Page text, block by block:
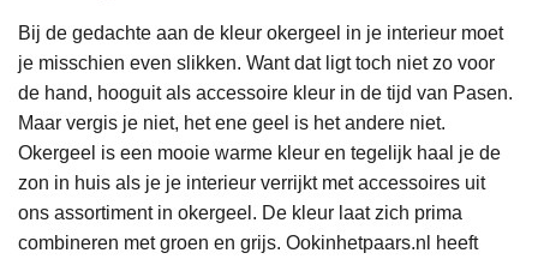
Bij de gedachte aan de kleur okergeel in je interieur moet
je misschien even slikken. Want dat ligt toch niet zo voor
de hand, hooguit als accessoire kleur in de tijd van Pasen.
Maar vergis je niet, het ene geel is het andere niet.
Okergeel is een mooie warme kleur en tegelijk haal je de
zon in huis als je je interieur verrijkt met accessoires uit
ons assortiment in okergeel. De kleur laat zich prima
combineren met groen en grijs. Ookinhetpaars.nl heeft